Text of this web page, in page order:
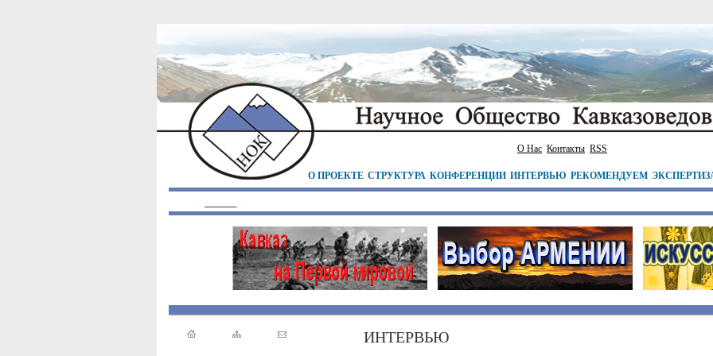
О Нас Контакты RSS
О ПРОЕКТЕ СТРУКТУРА КОНФЕРЕНЦИИ ИНТЕРВЬЮ РЕКОМЕНДУЕМ
ИНТЕРВЬЮ